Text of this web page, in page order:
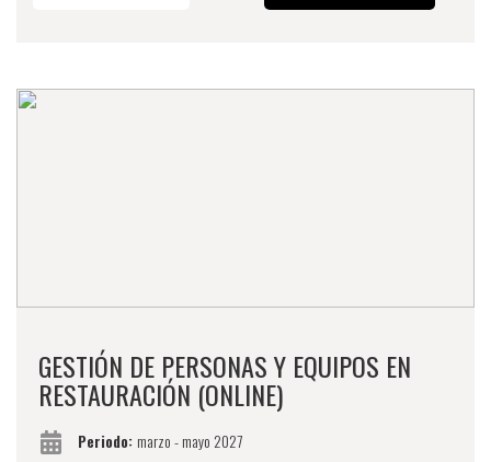
GESTIÓN DE PERSONAS Y EQUIPOS EN
RESTAURACIÓN (ONLINE)
Periodo: marzo - mayo 2027